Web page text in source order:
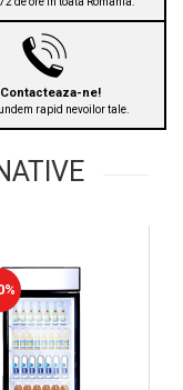
Contacteaza-ne!
rapid nevoilor tale.